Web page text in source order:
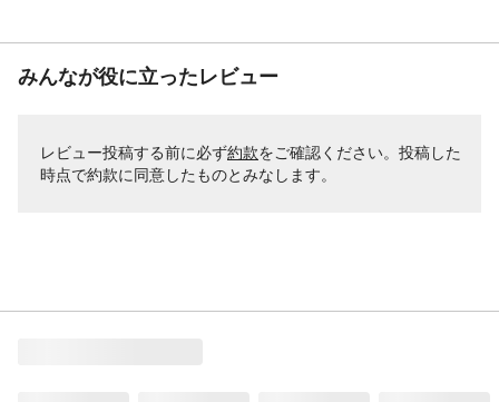
みんなが役に立ったレビュー
レビュー投稿する前に必ず約款をご確認ください。投稿した
時点で約款に同意したものとみなします。